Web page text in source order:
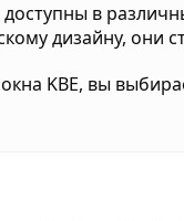
доступны в
дизайну,
KBE, вы